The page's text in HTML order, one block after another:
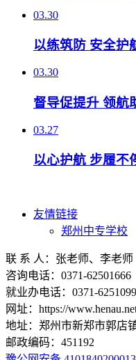
03.30
以练筑防 安全护
03.30
督导促提升 领航
03.27
以心护航 步履不
友情链接
郑州中专学校
联 系 人：张老师、李老师
咨询电话：0371-62501666
就业办电话：0371-
网址：https://
地址：郑州市新郑市郭店
邮政编码：451192